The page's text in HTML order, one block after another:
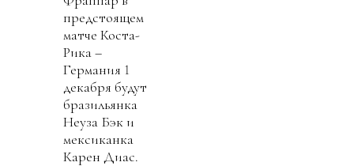
предстоящем
матче Коста-
Рика –
Германия 1
декабря будут
бразильянка
Неуза Бэк и
мексиканка
Карен Диас.